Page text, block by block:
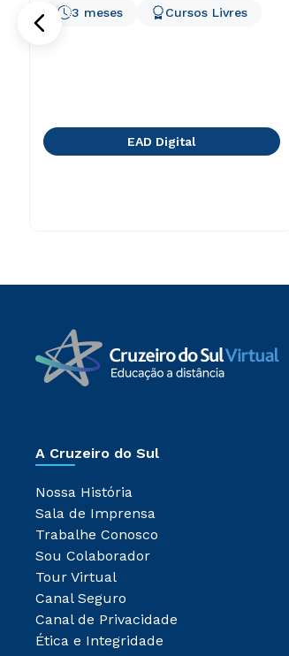
3 meses Cursos Livres
EAD Digital
A Cruzeiro do Sul
Nossa História
Sala de Imprensa
Trabalhe Conosco
Sou Colaborador
Tour Virtual
Canal Seguro
Canal de Privacidade
Ética e Integridade